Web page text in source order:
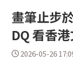
畫筆止步
DQ 看香
2026-05-26